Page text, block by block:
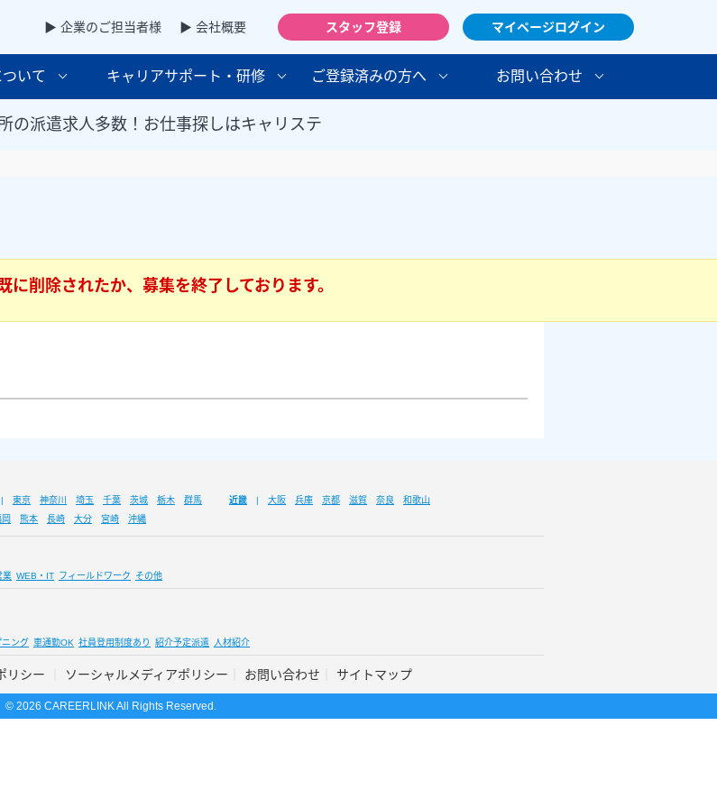
▶ 企業のご担当者様 ▶ 会社概要 スタッフ登録 マイページログイン
いて キャリアサポート・研修 ご登録済みの方へ お問い合わせ
の派遣求人多数！お仕事探しはキャリステ
に削除されたか、募集を終了しております。
東京 神奈川 埼玉 千葉 茨城 栃木 群馬 近畿 大阪 兵庫 京都 滋賀 奈良
和歌山
熊本 長崎 大分 宮崎 沖縄
業 WEB・IT フィールドワーク その他
ニング 車通勤OK 社員登用制度あり 紹介予定派遣 人材紹介
リシー ソーシャルメディアポリシー お問い合わせ サイトマップ
© 2026 CAREERLINK All Rights Reserved.